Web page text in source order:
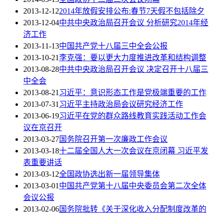
2013-12-122014年放假安排公布:春节7天假不包括除夕
2013-12-04中共中央政治局召开会议 分析研究2014年经
济工作
2013-11-13中国共产党十八届三中全会公报
2013-10-21李克强：要以更大力度推进改革和结构调整
2013-08-28中共中央政治局召开会议 决定召开十八届三
中全会
2013-08-21习近平：意识形态工作是党极端重要的工作
2013-07-31习近平主持政治局会议研究经济工作
2013-06-19习近平在党的群众路线教育实践活动工作会
议在京召开
2013-03-27国务院召开第一次廉政工作会议
2013-03-18十二届全国人大一次会议在京闭幕 习近平发
表重要讲话
2013-03-12全国政协选出新一届领导集体
2013-03-01中国共产党第十八届中央委员会第二次全体
会议公报
2013-02-06国务院批转《关于深化收入分配制度改革的